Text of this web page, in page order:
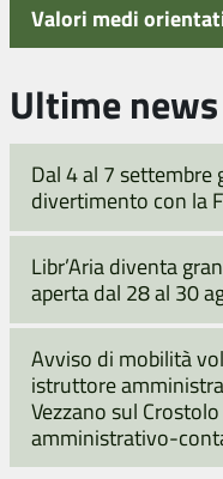
Valori medi
Ultime news
Dal 4 al 7 settembre
divertimento con la
Libr’Aria diventa
aperta dal 28 al 30
Avviso di mobilità
istruttore
Vezzano sul
amministrativo-